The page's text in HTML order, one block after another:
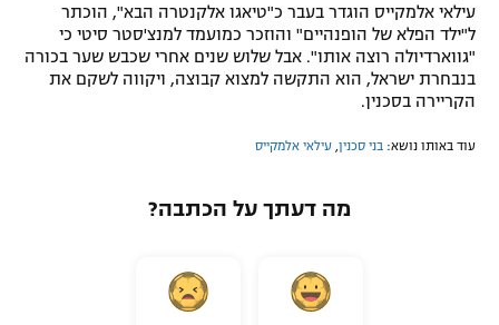
עילאי אלמקייס הוגדר בעבר כ"טיאגו אלקנטרה הבא", הוכתר
ל"ילד הפלא של הופנהיים" והוזכר כמועמד למנצ'סטר סיטי כי
"גווארדיולה רוצה אותו". אבל שלוש שנים אחרי שכבש שער בכורה
בנבחרת ישראל, הוא התקשה למצוא קבוצה, ויקווה לשקם את
הקריירה בסכנין.
עוד באותו נושא: בני סכנין עילאי אלמקייס
מה דעתך על הכתבה?